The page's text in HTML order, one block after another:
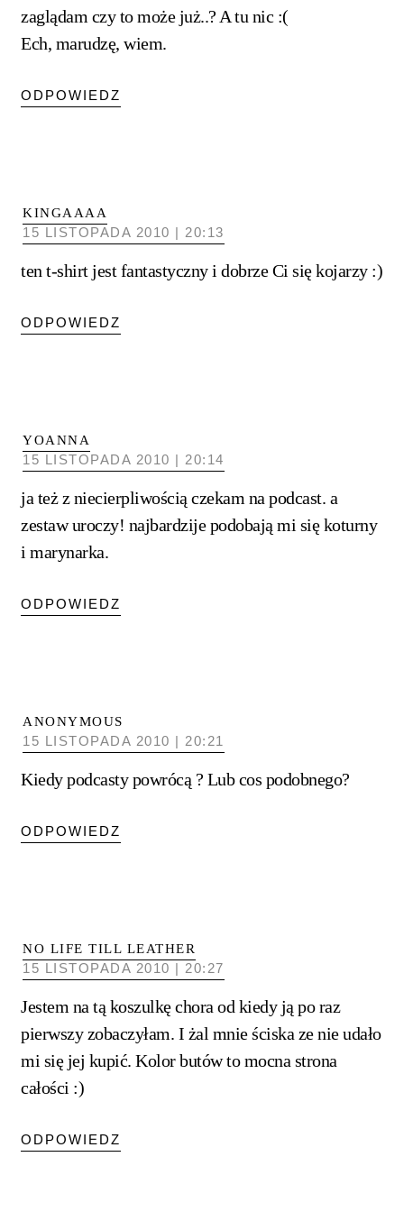
zaglądam czy to może już..? A tu nic :(
Ech, marudzę, wiem.
ODPOWIEDZ
KINGAAAA
15 LISTOPADA 2010 | 20:13
ten t-shirt jest fantastyczny i dobrze Ci się kojarzy :)
ODPOWIEDZ
YOANNA
15 LISTOPADA 2010 | 20:14
ja też z niecierpliwością czekam na podcast. a
zestaw uroczy! najbardzije podobają mi się koturny
i marynarka.
ODPOWIEDZ
ANONYMOUS
15 LISTOPADA 2010 | 20:21
Kiedy podcasty powrócą ? Lub cos podobnego?
ODPOWIEDZ
NO LIFE TILL LEATHER
15 LISTOPADA 2010 | 20:27
Jestem na tą koszulkę chora od kiedy ją po raz
pierwszy zobaczyłam. I żal mnie ściska ze nie udało
mi się jej kupić. Kolor butów to mocna strona
całości :)
ODPOWIEDZ